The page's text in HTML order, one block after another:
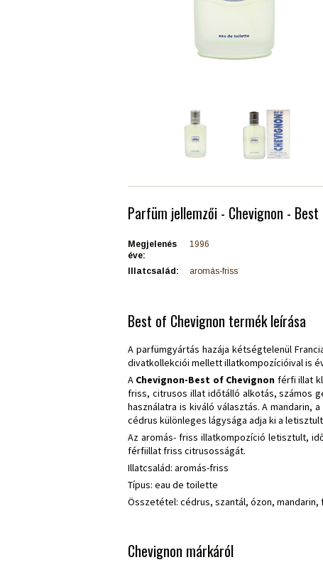
Parfüm jellemzői - Chevignon -
Megjelenés
éve:
1996
Illatcsalád: aromás-friss
Best of Chevignon termék leírása
A parfümgyártás hazája kétségtelenül
divatkollekciói mellett illatkompozícióival is
A Chevignon-Best of Chevignon férfi illat
friss, citrusos illat időtálló alkotás, számos
használatra is kiváló választás. A
cédrus különleges lágysága adja ki a
Az aromás- friss illatkompozíció letisztult,
férfiillat friss citrusosságát.
Illatcsalád: aromás-friss
Típus: eau de toilette
Összetétel: cédrus, szantál, ózon,
Chevignon márkáról